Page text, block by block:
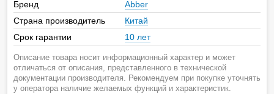
Бренд
Abber
Страна производитель
Китай
Срок гарантии
10 лет
Описание товара носит информационный характер и может
отличаться от описания, представленного в технической
документации производителя. Рекомендуем при покупке уточнять
у оператора наличие желаемых функций и характеристик.